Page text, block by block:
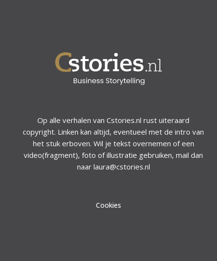
Op alle verhalen van Cstories.nl rust uiteraard
copyright. Linken kan altijd, eventueel met de intro van
het stuk erboven. Wil je tekst overnemen of een
video(fragment), foto of illustratie gebruiken, mail dan
naar laura@cstories.nl
Cookies